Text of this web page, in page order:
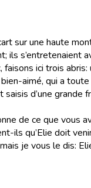
sur une haute
ils s’entretenaient
ici trois
aimé, qui a
d’une grande
de ce que vous
ils qu’Elie doit venir
mais je vous le dis: